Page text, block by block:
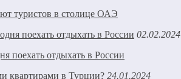
туристов в столице ОАЭ
02.02.2024
поехать отдыхать в России
24.01.2024